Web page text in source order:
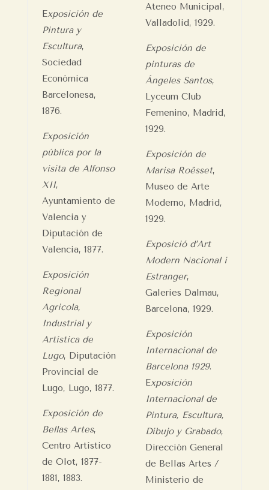
Exposición de
Pintura y
Escultura,
Sociedad
Económica
Barcelonesa,
1876.
Exposición
pública por la
visita de Alfonso
XII,
Ayuntamiento de
Valencia y
Diputación de
Valencia, 1877.
Exposición
Regional
Agricola,
Industrial y
Artística de
Lugo, Diputación
Provincial de
Lugo, Lugo, 1877.
Exposición de
Bellas Artes,
Centro Artístico
de Olot, 1877-
1881, 1883.
Ateneo Municipal,
Valladolid, 1929.
Exposición de
pinturas de
Ángeles Santos,
Lyceum Club
Femenino, Madrid,
1929.
Exposición de
Marisa Roësset,
Museo de Arte
Moderno, Madrid,
1929.
Exposició d’Art
Modern Nacional i
Estranger,
Galeries Dalmau,
Barcelona, 1929.
Exposición
Internacional de
Barcelona 1929.
Exposición
Internacional de
Pintura, Escultura,
Dibujo y Grabado,
Dirección General
de Bellas Artes /
Ministerio de